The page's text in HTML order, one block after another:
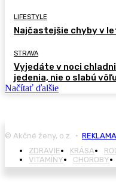
LIFESTYLE
Najčastejšie chyby v
STRAVA
Vyjedáte v noci
jedenia, nie o slabú vôľu
Načítať ďalšie
© Akčné ženy, o.z. • REKLAMA
ZDRAVIE
KRÁSA
VITAMÍNY
CHOROBY